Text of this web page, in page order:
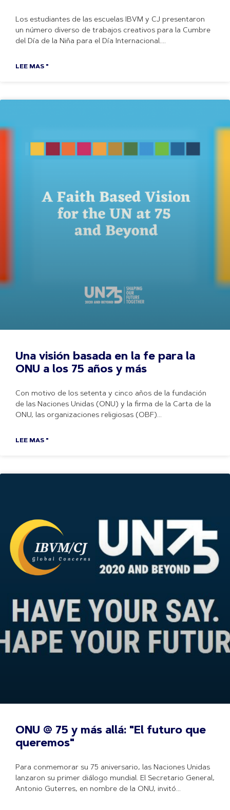
Los estudiantes de las escuelas IBVM y CJ presentaron
un número diverso de trabajos creativos para la Cumbre
del Día de la Niña para el Día Internacional.
LEE MAS "
Una visión basada en la fe para la
ONU a los 75 años y más
Con motivo de los setenta y cinco años de la fundación
de las Naciones Unidas (ONU) y la firma de la Carta de la
ONU, las organizaciones religiosas (OBF)
LEE MAS "
ONU @ 75 y más allá: "El futuro que
queremos"
Para conmemorar su 75 aniversario, las Naciones Unidas
lanzaron su primer diálogo mundial. El Secretario General,
Antonio Guterres, en nombre de la ONU, invitó